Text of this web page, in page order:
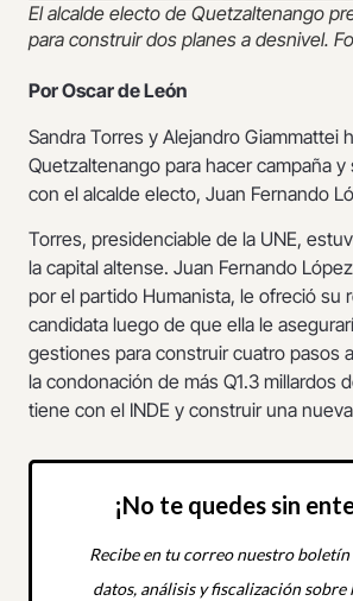
El alcalde electo de Quetzaltenango
para construir dos planes a desnivel.
Por Oscar de León
Sandra Torres y Alejandro Giammattei
Quetzaltenango para hacer campaña
con el alcalde electo, Juan Fernando
Torres, presidenciable de la UNE,
la capital altense. Juan Fernando
por el partido Humanista, le ofreció su
candidata luego de que ella le
gestiones para construir cuatro pasos
la condonación de más Q1.3 millardos
tiene con el INDE y construir una
¡No te quedes sin
Recibe en tu correo nuestro boletín
datos, análisis y fiscalización sobre